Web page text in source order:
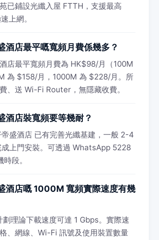
已鋪設光纖入屋 FTTH，支援最高
上網。
酒店最平嘅寬頻月費係幾多？
店最平寬頻月費為 HK$98/月（100M
為 $158/月，1000M 為 $228/月。所
、送 Wi-Fi Router，無隱藏收費。
酒店裝寬頻要等幾耐？
盛酒店 已有完善光纖基建，一般 2-4
上門安裝。可透過 WhatsApp 5228
段。
酒店嘅 1000M 寬頻實際速度有幾
理論下載速度可達 1 Gbps。實際速
、網線、Wi-Fi 訊號及使用裝置數量